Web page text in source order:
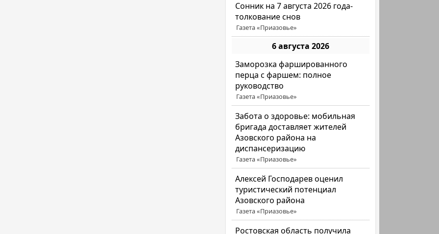
Сонник на 7 августа 2026 года-
толкование снов
Газета «Приазовье»
6 августа 2026
Заморозка фаршированного
перца с фаршем: полное
руководство
Газета «Приазовье»
Забота о здоровье: мобильная
бригада доставляет жителей
Азовского района на
диспансеризацию
Газета «Приазовье»
Алексей Господарев оценил
туристический потенциал
Азовского района
Газета «Приазовье»
Ростовская область получила